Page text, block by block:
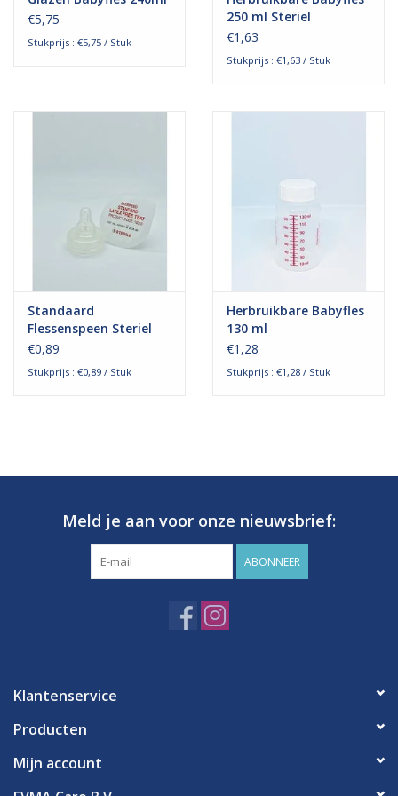
gebruikt worden met elke Medela, Ardo of Ameda borstkolf. Na
gebruik kan de fles opnieuw worden gereinigd/gesteriliseerd om
€5,75
Stukprijs : €5,75 / Stuk
250 ml Steriel
€1,63
Stukprijs : €1,63 / Stuk
Standaard
Flessenspeen Steriel
€0,89
Stukprijs : €0,89 / Stuk
Herbruikbare Babyfles
130 ml
€1,28
Stukprijs : €1,28 / Stuk
Meld je aan voor onze nieuwsbrief:
ABONNEER
Klantenservice
Producten
Mijn account